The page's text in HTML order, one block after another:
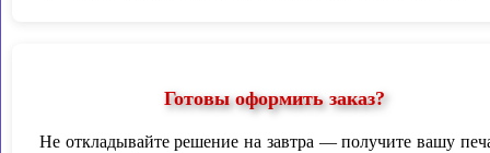
Готовы оформить заказ?
Не откладывайте решение на завтра — получите вашу